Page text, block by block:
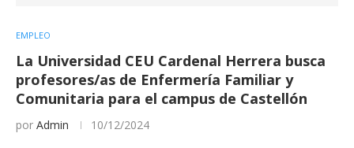
EMPLEO
La Universidad CEU Cardenal Herrera busca
profesores/as de Enfermería Familiar y
Comunitaria para el campus de Castellón
por Admin 10/12/2024